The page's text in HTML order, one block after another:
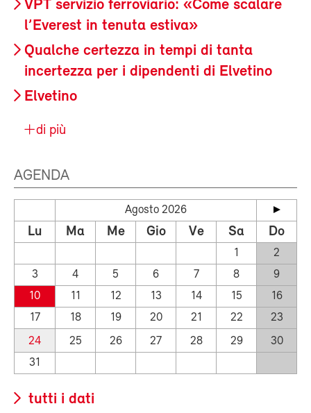
VPT servizio ferroviario: «Come scalare
l’Everest in tenuta estiva»
Qualche certezza in tempi di tanta
incertezza per i dipendenti di Elvetino
Elvetino
di più
AGENDA
Agosto 2026
Lu Ma Me Gio Ve Sa Do
1
2
3
4 5 6 7 8
9
10
11 12 13 14 15
16
17
18 19 20 21 22
23
24
25 26 27 28 29
30
31
tutti i dati